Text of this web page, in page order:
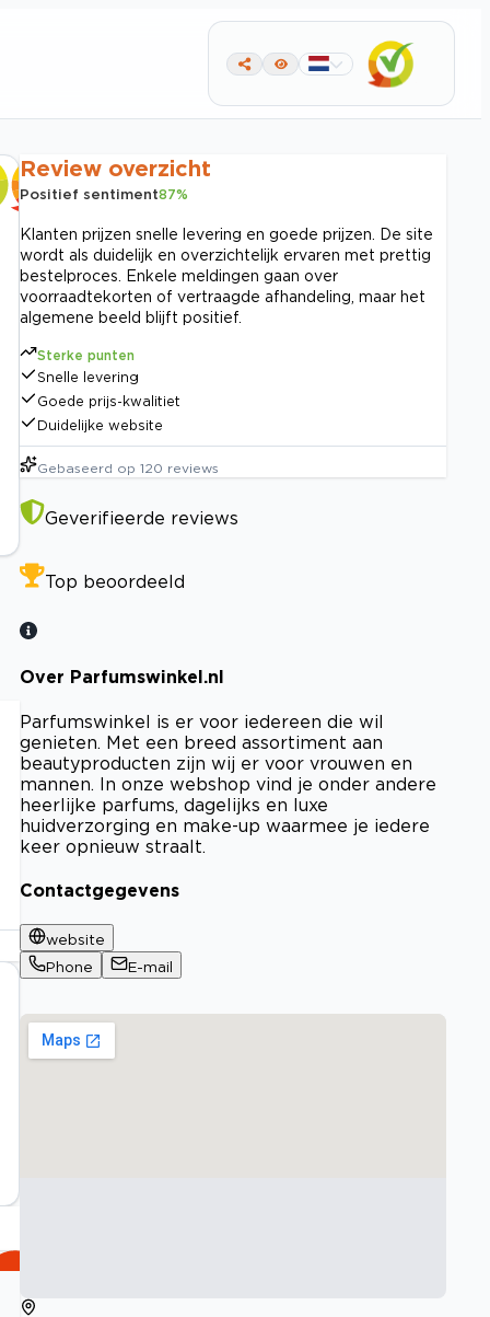
Review overzicht
Positief sentiment87%
Klanten prijzen snelle levering en goede prijzen. De site
wordt als duidelijk en overzichtelijk ervaren met prettig
bestelproces. Enkele meldingen gaan over
voorraadtekorten of vertraagde afhandeling, maar het
algemene beeld blijft positief.
Sterke punten
Snelle levering
Goede prijs-kwalitiet
Duidelijke website
Gebaseerd op 120 reviews
Geverifieerde reviews
Top beoordeeld
Over Parfumswinkel.nl
Parfumswinkel is er voor iedereen die wil
genieten. Met een breed assortiment aan
beautyproducten zijn wij er voor vrouwen en
mannen. In onze webshop vind je onder andere
heerlijke parfums, dagelijks en luxe
huidverzorging en make-up waarmee je iedere
keer opnieuw straalt.
Contactgegevens
website
Phone
E-mail